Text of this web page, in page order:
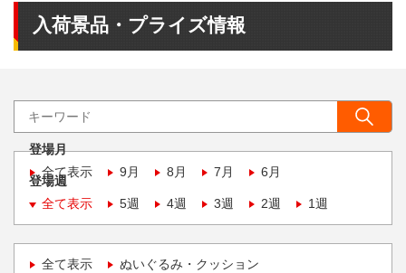
入荷景品・プライズ情報
登場月
全て表示
9月 8月 7月 6月
登場週
全て表示
5週 4週 3週 2週 1週
全て表示 ぬいぐるみ・クッション